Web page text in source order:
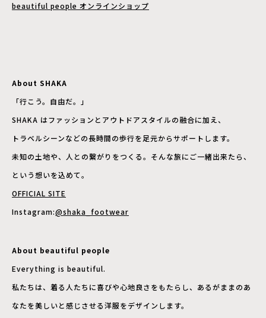
beautiful people オンラインショップ
About SHAKA
「行こう。自由だ。」
SHAKA はファッションとアウトドアスタイルの融合に加え、
トラベルシーンなどの長時間の歩行を足元からサポートします。
未知の土地や、人との繋がりをつくる。そんな旅にご一緒出来たら、
という想いを込めて。
OFFICIAL SITE
Instagram:@shaka_footwear
About beautiful people
Everything is beautiful.
私たちは、着る人たちに喜びや心地良さをもたらし、あるがままのあ
なたを美しいと感じさせる洋服をデザインします。